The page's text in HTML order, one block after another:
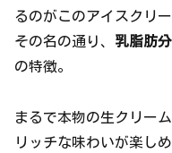
るのがこのアイスクリー
その名の通り、 乳脂肪
の特徴。
まるで本物の生クリー
リッチな味わいが楽しめ